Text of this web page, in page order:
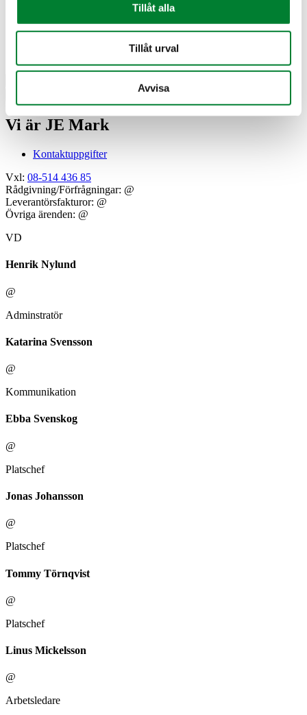
Tillåt alla
Tillåt urval
Avvisa
Kvalitet och miljö
Jobba hos oss
Vi är JE Mark
Kontaktuppgifter
Vxl: 08-514 436 85
Rådgivning/Förfrågningar: @
Leverantörsfakturor: @
Övriga ärenden: @
VD
Henrik Nylund
@
Adminstratör
Katarina Svensson
@
Kommunikation
Ebba Svenskog
@
Platschef
Jonas Johansson
@
Platschef
Tommy Törnqvist
@
Platschef
Linus Mickelsson
@
Arbetsledare